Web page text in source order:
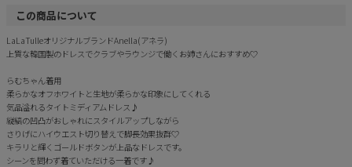
この商品について
LaLaTulleオリジナルブランドAnella(アネラ)
上質な韓国製のドレスでクラブやラウンジで働くお姉さんにおすすめ♡
らむちゃん着用
柔らかなオフホワイトと生地が柔らかな印象にしてくれる
気品溢れるタイトミディアムドレス♪
縦縞の凹凸がおしゃれにスタイルアップしながら
さりげにハイウエスト切り替えで脚長効果抜群♡
キラリと輝くゴールドボタンが上品なドレスです。
シーンを問わず着ていただける一着です♪